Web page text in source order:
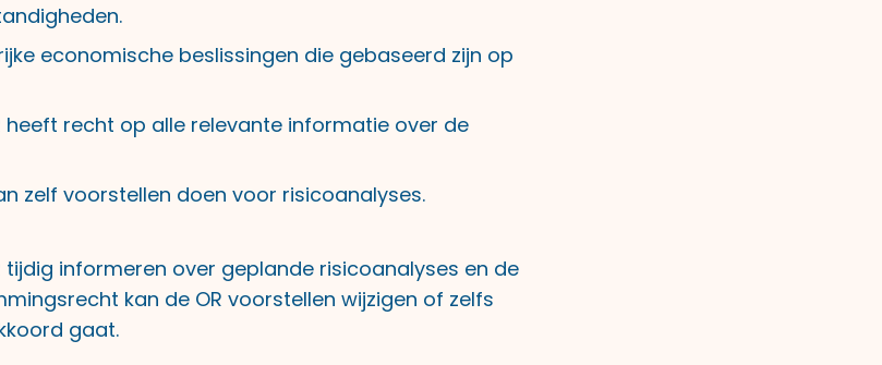
economische beslissingen die gebaseerd zijn op
heeft recht op alle relevante informatie over de
zelf voorstellen doen voor risicoanalyses.
tijdig informeren over geplande risicoanalyses en de
kan de OR voorstellen wijzigen of zelfs
gaat.